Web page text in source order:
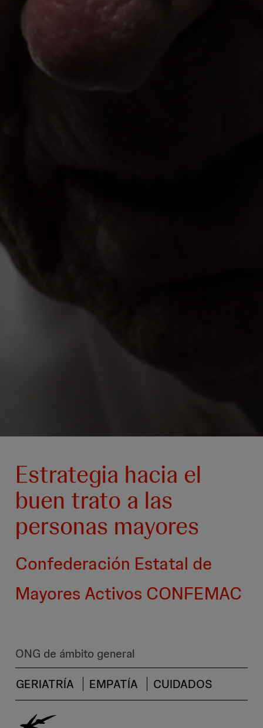
Estrategia hacia el
buen trato a las
personas mayores
Confederación Estatal de
Mayores Activos CONFEMAC
ONG de ámbito general
GERIATRÍA
EMPATÍA CUIDADOS